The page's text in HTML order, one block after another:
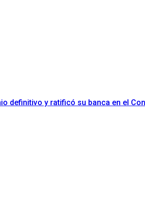
definitivo y ratificó su banca en el